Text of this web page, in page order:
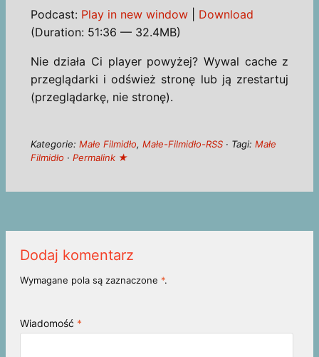
dźwiękowych
Podcast: Play in new window| Download
(Duration: 51:36 — 32.4MB)
Nie działa Ci player powyżej? Wywal cache z
przeglądarki i odśwież stronę lub ją zrestartuj
(przeglądarkę, nie stronę).
Kategorie: Małe Filmidło, Małe-Filmidło-RSS· Tagi: Małe
Filmidło · Permalink ★
Dodaj komentarz
Wymagane pola są zaznaczone *.
Wiadomość *